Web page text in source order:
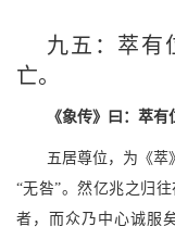
九五：萃有
亡。
《象传》曰：萃有
五居尊位，为《萃
“无咎”。然亿兆之归
者，而众乃中心诚服